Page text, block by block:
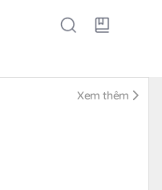
Xem thêm